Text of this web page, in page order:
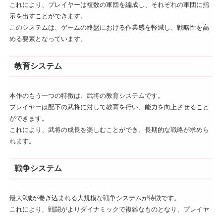
これにより、プレイヤーは複数の軍団を編成し、それぞれの軍団に指
示を出すことができます。
このシステムは、ゲームの終盤における作業感を軽減し、戦略性を高
める要素となっています。
教育システム
本作のもう一つの特徴は、武将の教育システムです。
プレイヤーは配下の武将に対して教育を行い、能力を向上させること
ができます。
これにより、武将の成長を楽しむことができ、長期的な戦略が求めら
れます。
戦争システム
最大9城が巻き込まれる大規模な戦争システムが特徴です。
これにより、戦闘がよりダイナミックで複雑なものとなり、プレイヤ